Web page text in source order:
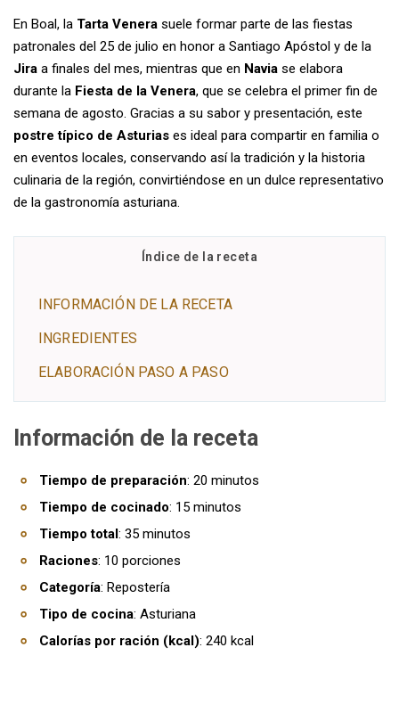
En Boal, la Tarta Venera suele formar parte de las fiestas
patronales del 25 de julio en honor a Santiago Apóstol y de la
Jira a finales del mes, mientras que en Navia se elabora
durante la Fiesta de la Venera, que se celebra el primer fin de
semana de agosto. Gracias a su sabor y presentación, este
postre típico de Asturias es ideal para compartir en familia o
en eventos locales, conservando así la tradición y la historia
culinaria de la región, convirtiéndose en un dulce representativo
de la gastronomía asturiana.
Índice de la receta
INFORMACIÓN DE LA RECETA
INGREDIENTES
ELABORACIÓN PASO A PASO
Información de la receta
Tiempo de preparación: 20 minutos
Tiempo de cocinado: 15 minutos
Tiempo total: 35 minutos
Raciones: 10 porciones
Categoría: Repostería
Tipo de cocina: Asturiana
Calorías por ración (kcal): 240 kcal